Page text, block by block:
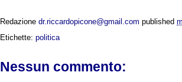
Redazione dr.riccardopicone@gmail.com published
Etichette: politica
Nessun commento: